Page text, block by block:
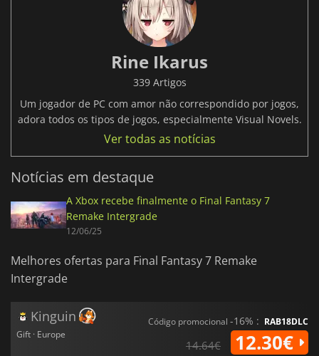
Rine Ikarus
339 Artigos
Um jogador de PC com amor não correspondido por jogos,
adora todos os tipos de jogos, especialmente Visual Novels.
Ver todas as notícias
Notícias em destaque
A Xbox recebe finalmente o Final Fantasy 7
Remake Intergrade
12/06/25
Melhores ofertas para Final Fantasy 7 Remake
Intergrade
Kinguin
Gift · Europe
Código promocional -16% : RAB18DLC
14.64€ 12.30€